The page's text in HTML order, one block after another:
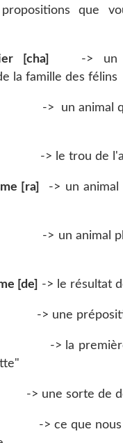
que
[cha]
-> un
la famille des félins
qui
de
[ra]
-> un animal
plus
[de] -> le résultat
-> une sorte de
nous